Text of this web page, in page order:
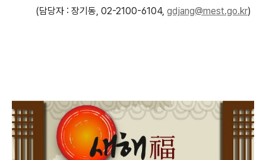
(담당자 : 장기동, 02-2100-6104, gdjang@mest.go.kr)